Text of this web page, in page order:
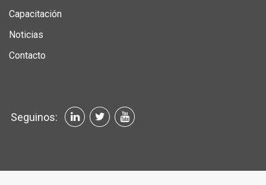
Capacitación
Noticias
Contacto
Seguinos: